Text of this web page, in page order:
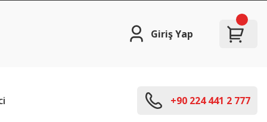
Giriş Yap
+90 224 441 2 777